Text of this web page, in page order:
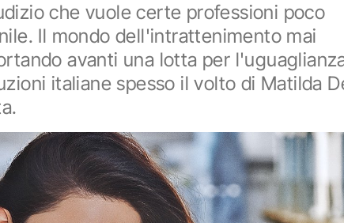
che vuole certe professioni poco
Il mondo dell'intrattenimento mai
avanti una lotta per
italiane spesso il volto di Matilda